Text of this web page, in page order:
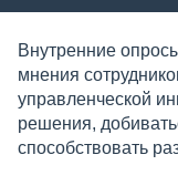
Внутренние
мнения
управленческой
решения,
способствовать